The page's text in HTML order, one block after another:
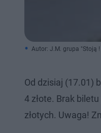
Autor: J.M. grupa "Stoją
Od dzisiaj (17.01)
4 złote. Brak
złotych. Uwaga!